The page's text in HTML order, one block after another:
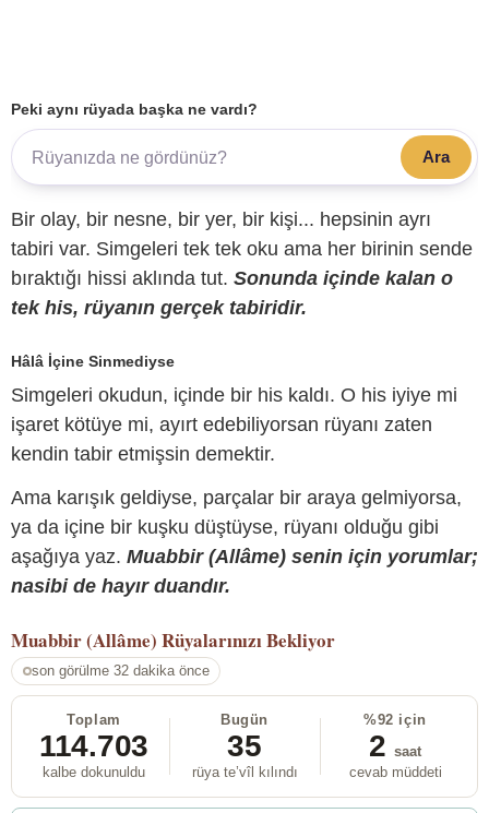
Peki aynı rüyada başka ne vardı?
Ara
Bir olay, bir nesne, bir yer, bir kişi... hepsinin ayrı
tabiri var. Simgeleri tek tek oku ama her birinin sende
bıraktığı hissi aklında tut. Sonunda içinde kalan o
tek his, rüyanın gerçek tabiridir.
Hâlâ İçine Sinmediyse
Simgeleri okudun, içinde bir his kaldı. O his iyiye mi
işaret kötüye mi, ayırt edebiliyorsan rüyanı zaten
kendin tabir etmişsin demektir.
Ama karışık geldiyse, parçalar bir araya gelmiyorsa,
ya da içine bir kuşku düştüyse, rüyanı olduğu gibi
aşağıya yaz. Muabbir (Allâme) senin için yorumlar;
nasibi de hayır duandır.
Muabbir (Allâme) Rüyalarınızı Bekliyor
son görülme 32 dakika önce
Toplam
114.703
kalbe dokunuldu
Bugün
35
rüya te’vîl kılındı
%92 için
2 saat
cevab müddeti